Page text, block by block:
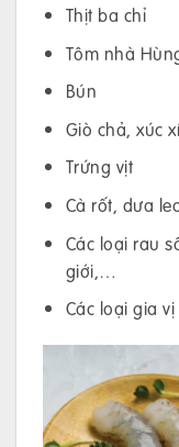
Thịt ba chỉ
Tôm nhà
Bún
Giò chả, xúc
Trứng vịt
Cà rốt, dưa
Các loại rau
giới,…
Các loại gia vị